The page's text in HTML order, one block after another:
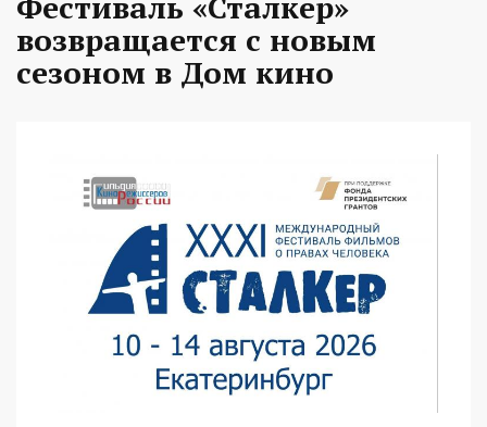
возвращается с новым
сезоном в Дом кино